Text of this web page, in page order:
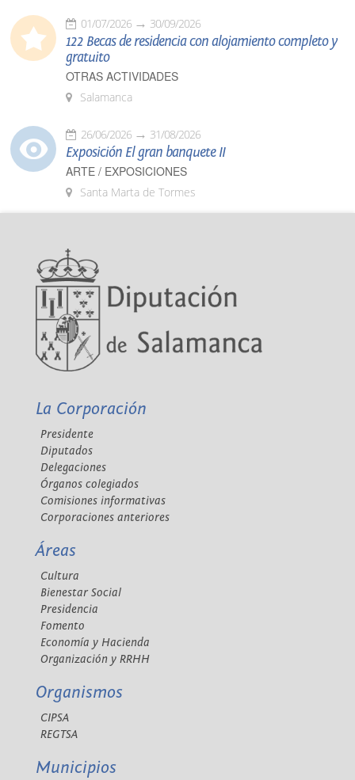
01/07/2026 30/09/2026
122 Becas de residencia con alojamiento completo y
gratuito
OTRAS ACTIVIDADES
Salamanca
26/06/2026 31/08/2026
Exposición El gran banquete II
ARTE / EXPOSICIONES
Santa Marta de Tormes
La Corporación
Presidente
Diputados
Delegaciones
Órganos colegiados
Comisiones informativas
Corporaciones anteriores
Áreas
Cultura
Bienestar Social
Presidencia
Fomento
Economía y Hacienda
Organización y RRHH
Organismos
CIPSA
REGTSA
Municipios